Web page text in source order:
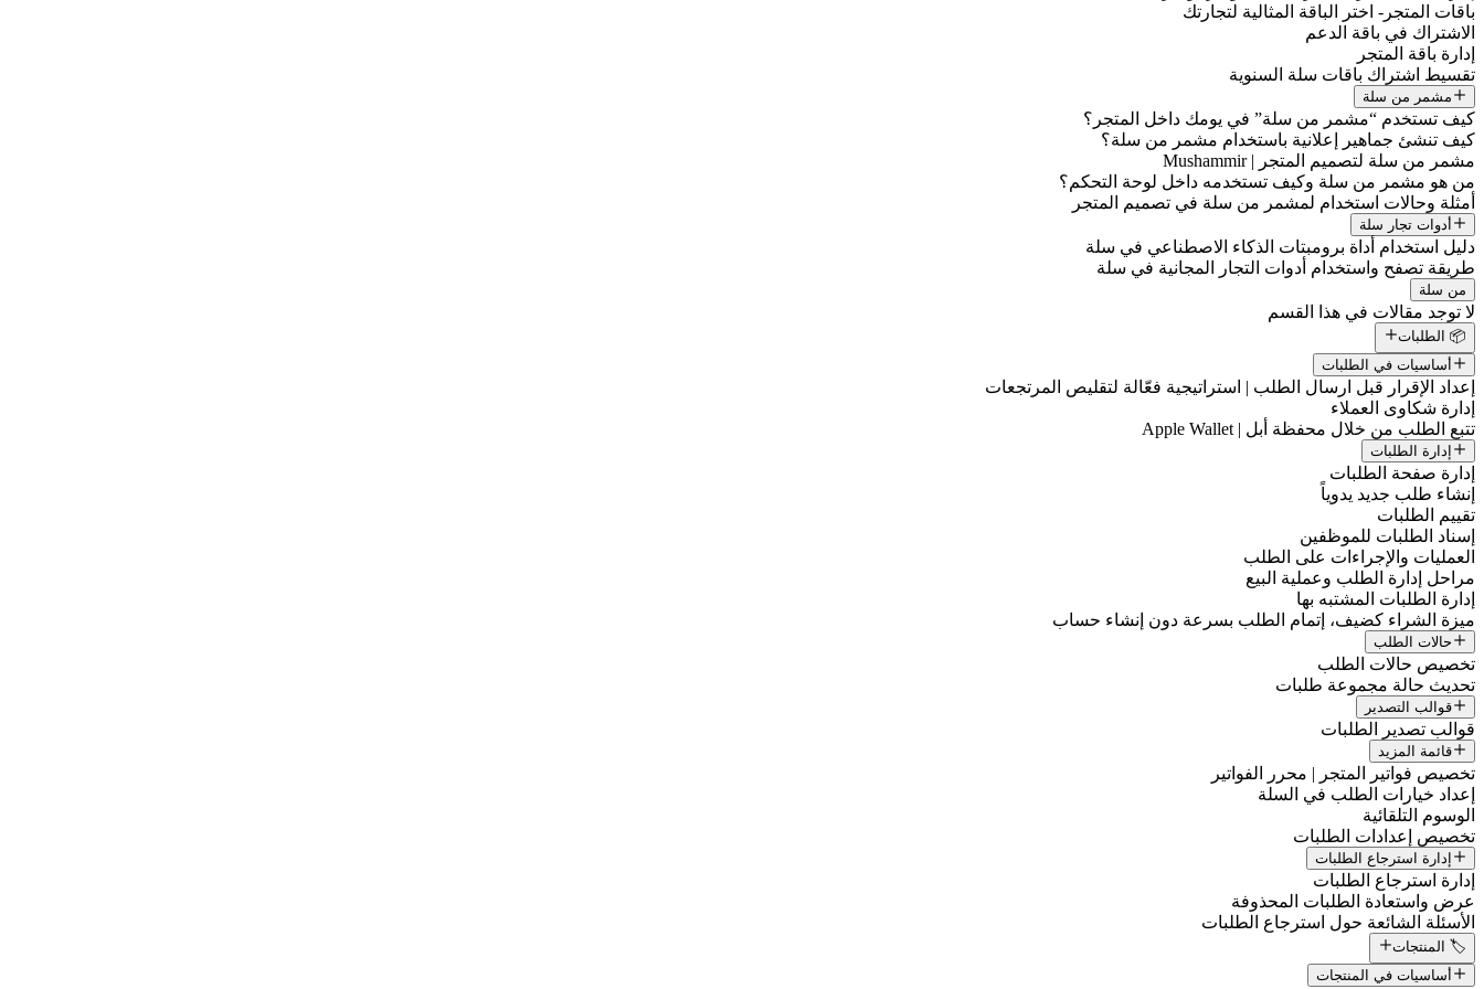
باقات المتجر- اختر الباقة المثالية لتجارتك
الاشتراك في باقة الدعم
إدارة باقة المتجر
تقسيط اشتراك باقات سلة السنوية
مشمر من سلة
كيف تستخدم “مشمر من سلة” في يومك داخل المتجر؟
كيف تنشئ جماهير إعلانية باستخدام مشمر من سلة؟
مشمر من سلة لتصميم المتجر | Mushammir
من هو مشمر من سلة وكيف تستخدمه داخل لوحة التحكم؟
أمثلة وحالات استخدام لمشمر من سلة في تصميم المتجر
أدوات تجار سلة
دليل استخدام أداة برومبتات الذكاء الاصطناعي في سلة
طريقة تصفح واستخدام أدوات التجار المجانية في سلة
من سلة
لا توجد مقالات في هذا القسم
📦 الطلبات
أساسيات في الطلبات
إعداد الإقرار قبل ارسال الطلب | استراتيجية فعّالة لتقليص المرتجعات
إدارة شكاوى العملاء
تتبع الطلب من خلال محفظة أبل | Apple Wallet
إدارة الطلبات
إدارة صفحة الطلبات
إنشاء طلب جديد يدوياً
تقييم الطلبات
إسناد الطلبات للموظفين
العمليات والإجراءات على الطلب
مراحل إدارة الطلب وعملية البيع
إدارة الطلبات المشتبه بها
ميزة الشراء كضيف، إتمام الطلب بسرعة دون إنشاء حساب
حالات الطلب
تخصيص حالات الطلب
تحديث حالة مجموعة طلبات
قوالب التصدير
قوالب تصدير الطلبات
قائمة المزيد
تخصيص فواتير المتجر | محرر الفواتير
إعداد خيارات الطلب في السلة
الوسوم التلقائية
تخصيص إعدادات الطلبات
إدارة استرجاع الطلبات
إدارة استرجاع الطلبات
عرض واستعادة الطلبات المحذوفة
الأسئلة الشائعة حول استرجاع الطلبات
🏷️ المنتجات
أساسيات في المنتجات